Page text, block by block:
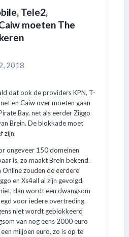
Tele2,
moeten The
2018
dat ook de providers KPN, T-
en Caiw over moeten gaan
Bay, net als eerder Ziggo
Brein. De blokkade moet
zijn.
ongeveer 150 domeinen
is, zo maakt Brein bekend.
zouden de eerdere
en Xs4all al zijn gevolgd.
dan wordt een dwangsom
voor iedere overtreding.
niet wordt geblokkeerd
van nog eens 2000 euro
miljoen euro, zo is op te